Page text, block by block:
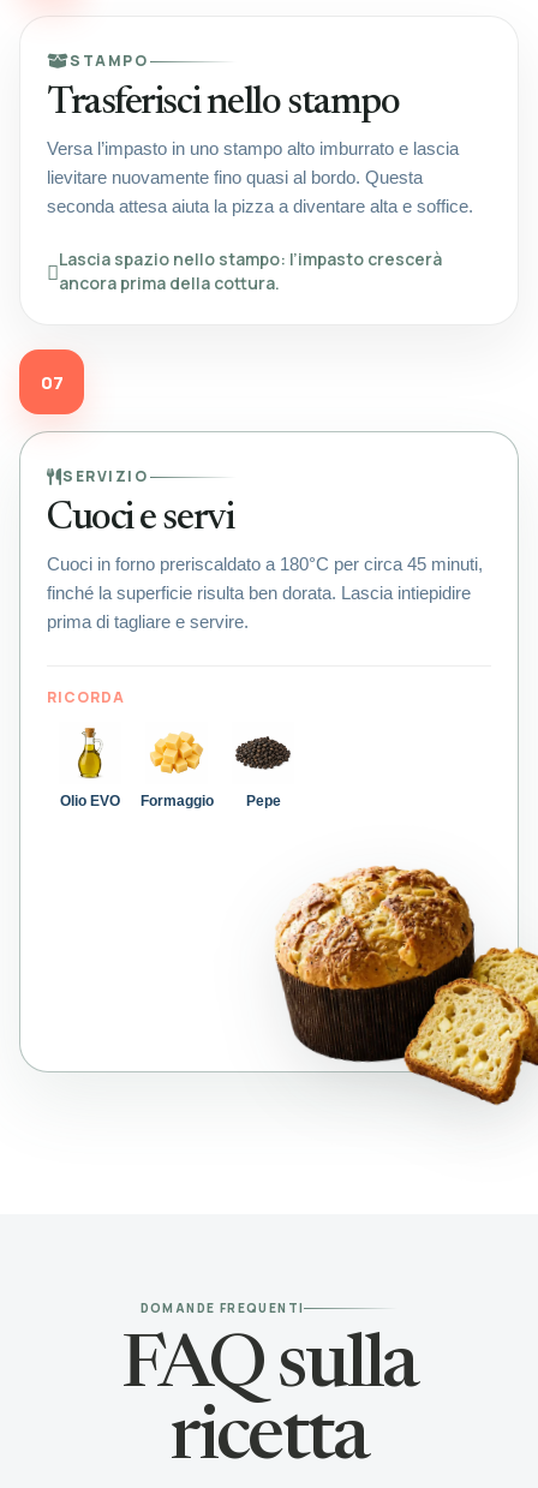
STAMPO
Trasferisci nello stampo
Versa l’impasto in uno stampo alto imburrato e lascia
lievitare nuovamente fino quasi al bordo. Questa
seconda attesa aiuta la pizza a diventare alta e soffice.
Lascia spazio nello stampo: l’impasto crescerà
ancora prima della cottura.
07
SERVIZIO
Cuoci e servi
Cuoci in forno preriscaldato a 180°C per circa 45 minuti,
finché la superficie risulta ben dorata. Lascia intiepidire
prima di tagliare e servire.
RICORDA
Olio EVO Formaggio Pepe
DOMANDE FREQUENTI
FAQ sulla
ricetta